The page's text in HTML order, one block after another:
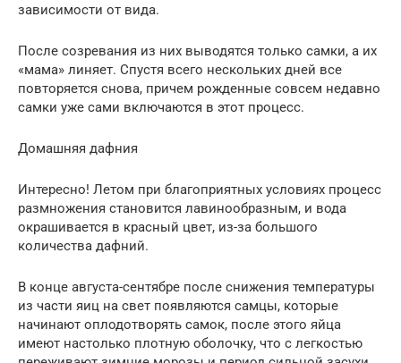
зависимости от вида.
После созревания из них выводятся только самки, а их
«мама» линяет. Спустя всего нескольких дней все
повторяется снова, причем рожденные совсем недавно
самки уже сами включаются в этот процесс.
Домашняя дафния
Интересно! Летом при благоприятных условиях процесс
размножения становится лавинообразным, и вода
окрашивается в красный цвет, из-за большого
количества дафний.
В конце августа-сентябре после снижения температуры
из части яиц на свет появляются самцы, которые
начинают оплодотворять самок, после этого яйца
имеют настолько плотную оболочку, что с легкостью